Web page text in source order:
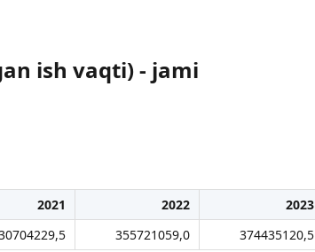
ish vaqti) - jami
2021 2022 2023
355721059,0 374435120,5